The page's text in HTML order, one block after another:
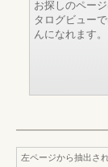
お探しのペー
タログビュー
んになれます。
左ページから抽出さ